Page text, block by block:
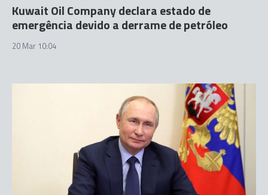
Kuwait Oil Company declara estado de
emergência devido a derrame de petróleo
20 Mar 10:04